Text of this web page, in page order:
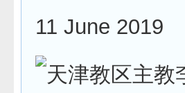
11 June 2019